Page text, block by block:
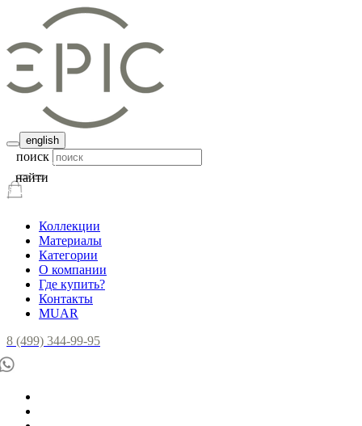
english
поиск
Коллекции
Материалы
Категории
О компании
Где купить?
Контакты
MUAR
8 (499) 344-99-95
найти